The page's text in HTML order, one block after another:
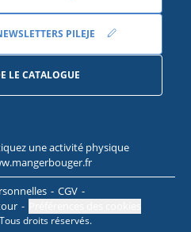
PILEJE
LE CATALOGUE
une activité physique
CGV
droits réservés.